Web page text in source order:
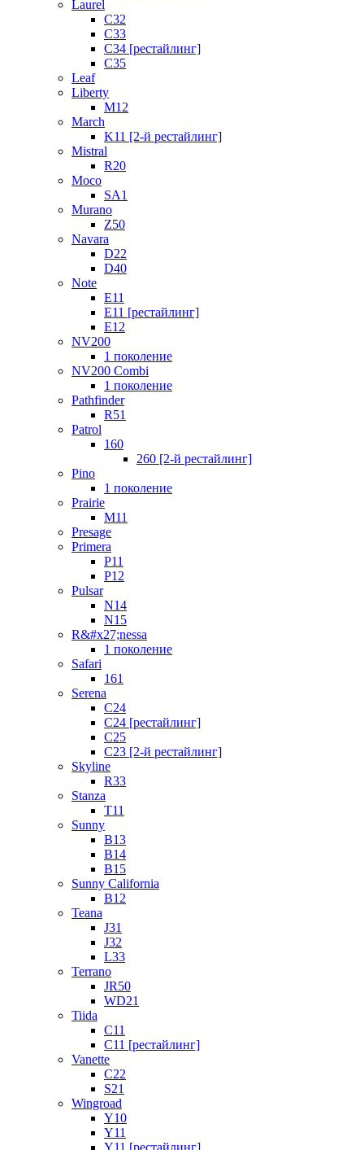
Laurel
C32
C33
C34 [рестайлинг]
C35
Leaf
Liberty
M12
March
K11 [2-й рестайлинг]
Mistral
R20
Moco
SA1
Murano
Z50
Navara
D22
D40
Note
E11
E11 [рестайлинг]
E12
NV200
1 поколение
NV200 Combi
1 поколение
Pathfinder
R51
Patrol
160
260 [2-й рестайлинг]
Pino
1 поколение
Prairie
M11
Presage
Primera
P11
P12
Pulsar
N14
N15
R&#x27;nessa
1 поколение
Safari
161
Serena
C24
C24 [рестайлинг]
C25
С23 [2-й рестайлинг]
Skyline
R33
Stanza
T11
Sunny
B13
B14
B15
Sunny California
B12
Teana
J31
J32
L33
Terrano
JR50
WD21
Tiida
C11
C11 [рестайлинг]
Vanette
C22
S21
Wingroad
Y10
Y11
Y11 [рестайлинг]